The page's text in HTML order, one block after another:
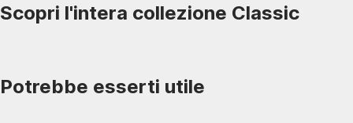
Scopri l'intera collezione Classic
Potrebbe esserti utile